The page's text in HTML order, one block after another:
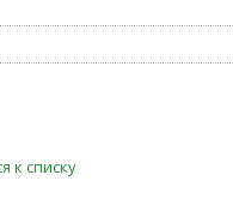
к списку